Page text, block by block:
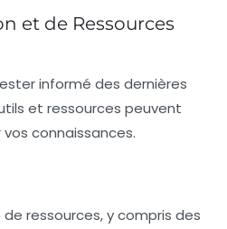
et de Ressources
informé des dernières
et ressources peuvent
connaissances.
ressources, y compris des